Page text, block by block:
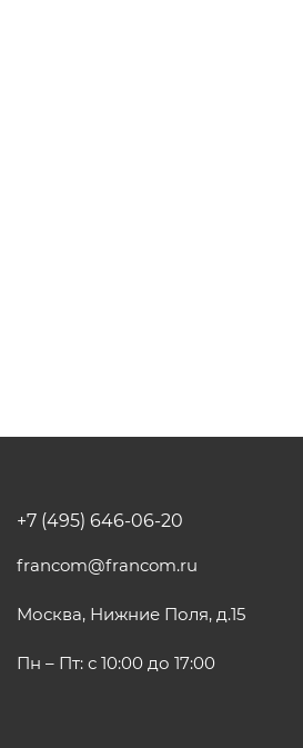
+7 (495) 646-06-20
francom@francom.ru
Москва, Нижние Поля, д.15
Пн – Пт: с 10:00 до 17:00